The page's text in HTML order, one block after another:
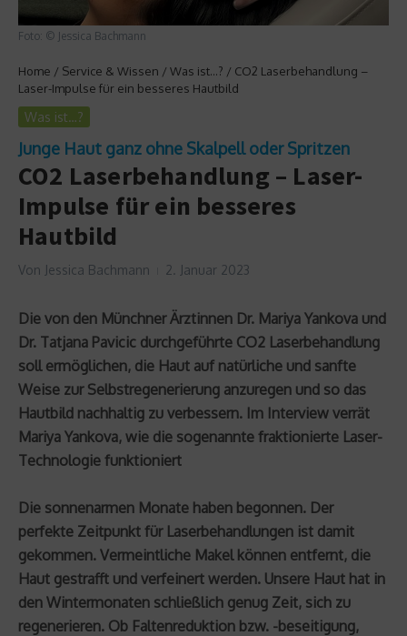
Foto: © Jessica Bachmann
Home / Service & Wissen / Was ist…? / CO2 Laserbehandlung –
Laser-Impulse für ein besseres Hautbild
Was ist…?
Junge Haut ganz ohne Skalpell oder Spritzen
CO2 Laserbehandlung – Laser-
Impulse für ein besseres
Hautbild
Von Jessica Bachmann 2. Januar 2023
Die von den Münchner Ärztinnen Dr. Mariya Yankova und
Dr. Tatjana Pavicic durchgeführte CO2 Laserbehandlung
soll ermöglichen, die Haut auf natürliche und sanfte
Weise zur Selbstregenerierung anzuregen und so das
Hautbild nachhaltig zu verbessern. Im Interview verrät
Mariya Yankova, wie die sogenannte fraktionierte Laser-
Technologie funktioniert
Die sonnenarmen Monate haben begonnen. Der
perfekte Zeitpunkt für Laserbehandlungen ist damit
gekommen. Vermeintliche Makel können entfernt, die
Haut gestrafft und verfeinert werden. Unsere Haut hat in
den Wintermonaten schließlich genug Zeit, sich zu
regenerieren. Ob Faltenreduktion bzw. -beseitigung,